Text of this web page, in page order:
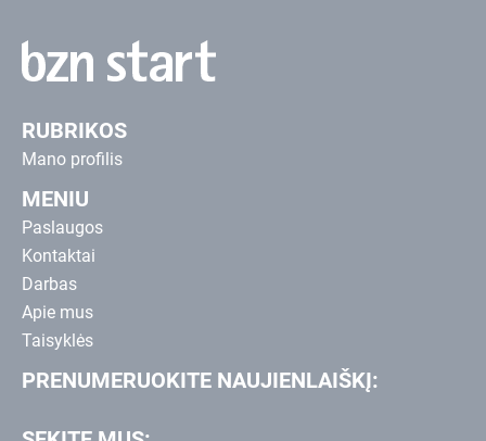
RUBRIKOS
Mano profilis
MENIU
Paslaugos
Kontaktai
Darbas
Apie mus
Taisyklės
PRENUMERUOKITE NAUJIENLAIŠKĮ: